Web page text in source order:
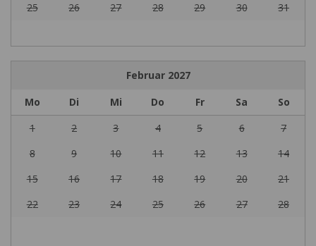
25
26 27 28 29 30 31
Februar 2027
Mo
Di Mi Do Fr Sa
So
1
2 3 4 5 6
7
8
9 10 11 12 13
14
15
16 17 18 19 20
21
22
23 24 25 26 27 28